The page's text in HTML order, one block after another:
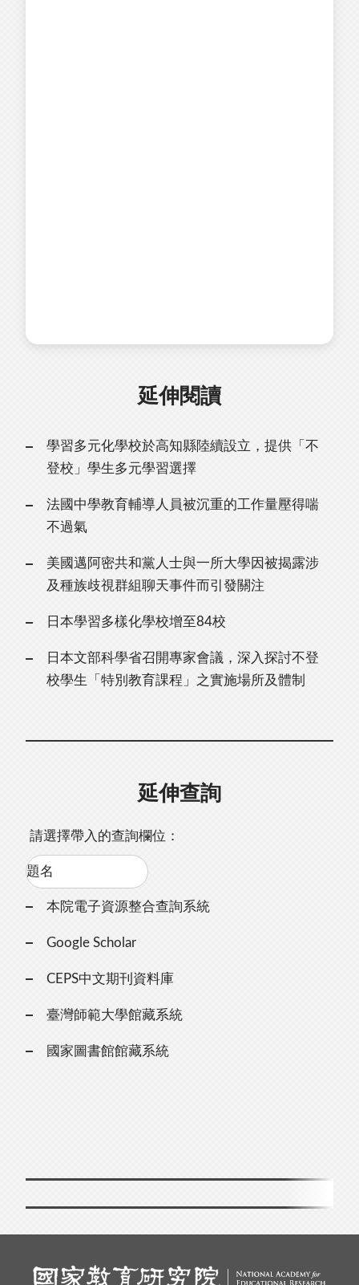
延伸閱讀
學習多元化學校於高知縣陸續設立，提供「不
登校」學生多元學習選擇
法國中學教育輔導人員被沉重的工作量壓得喘
不過氣
美國邁阿密共和黨人士與一所大學因被揭露涉
及種族歧視群組聊天事件而引發關注
日本學習多樣化學校增至84校
日本文部科學省召開專家會議，深入探討不登
校學生「特別教育課程」之實施場所及體制
延伸查詢
請選擇帶入的查詢欄位：
本院電子資源整合查詢系統
Google Scholar
CEPS中文期刊資料庫
臺灣師範大學館藏系統
國家圖書館館藏系統